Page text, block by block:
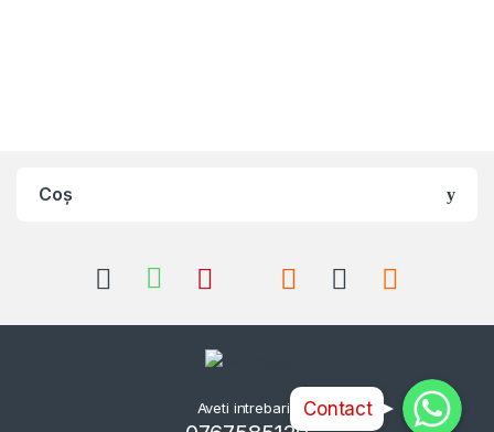
Coș
Aveti intrebari?Whatsapp
Contact